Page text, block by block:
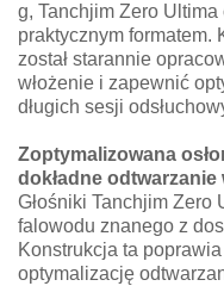
g, Tanchjim Zero
praktycznym formatem.
został starannie
włożenie i zapewnić
długich sesji
Zoptymalizowana
dokładne
Głośniki Tanchjim Zero
falowodu znanego z
Konstrukcja ta
optymalizację